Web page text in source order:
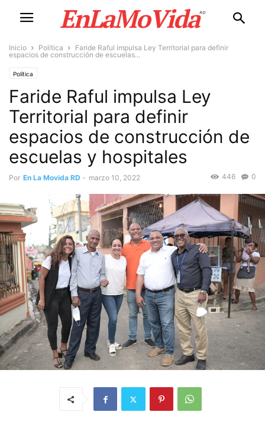
Inicio Política
Faride Raful impulsa Ley Territorial para definir
espacios de construcción de escuelas...
Política
Faride Raful impulsa Ley
Territorial para definir
espacios de construcción de
escuelas y hospitales
Por En La Movida RD - marzo 10, 2022 0
446